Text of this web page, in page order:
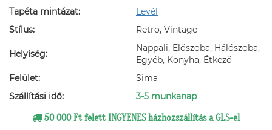
Tapéta mintázat:
Levél
Stílus:
Retro, Vintage
Helyiség:
Nappali, Előszoba, Hálószoba,
Egyéb, Konyha, Étkező
Felület:
Sima
Szállítási idő:
3-5 munkanap
50 000 Ft felett INGYENES házhozszállítás a GLS-el